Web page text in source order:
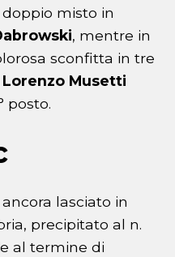
misto in
, mentre in
sconfitta in tre
Lorenzo Musetti
posto.
lasciato in
precipitato al n.
al termine di